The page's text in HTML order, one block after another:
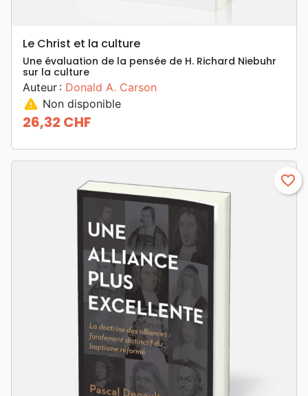
Le Christ et la culture
Une évaluation de la pensée de H. Richard Niebuhr
sur la culture
Auteur : Donald A. Carson
warning Non disponible
Prix
26,32 CHF
favorite_border